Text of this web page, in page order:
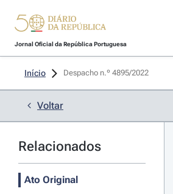
Jornal Oficial da República Portuguesa
Início Despacho n.º 4895/2022
Voltar
Relacionados
Ato Original